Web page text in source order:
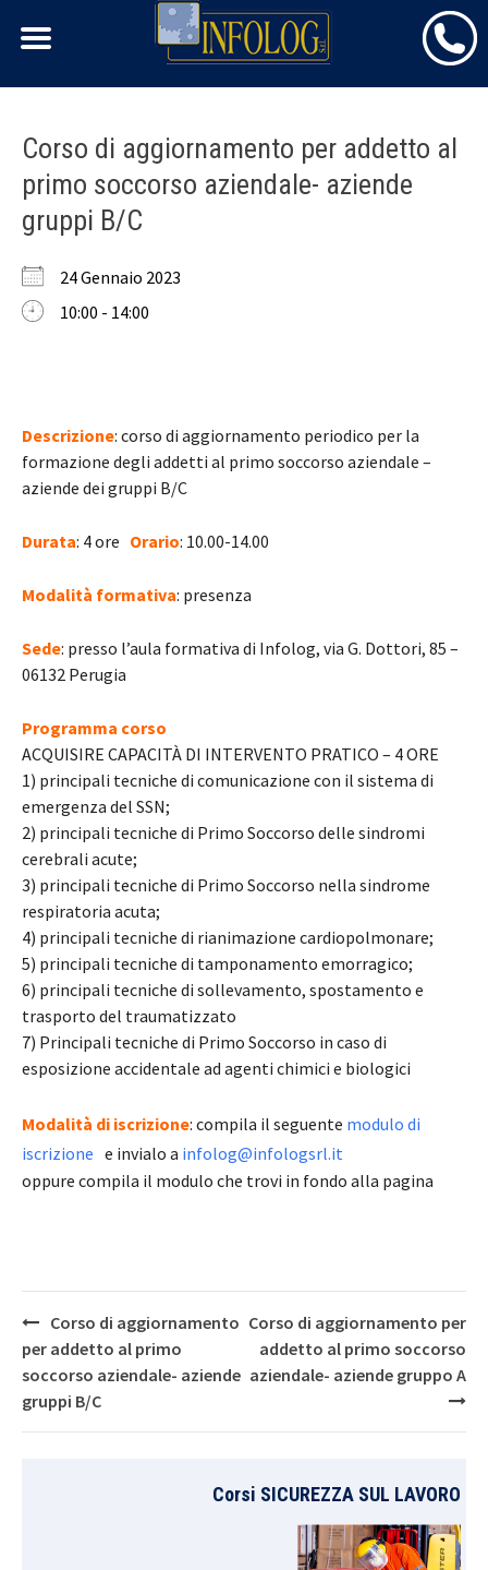
Skip
content
Corso di aggiornamento per addetto al
primo soccorso aziendale- aziende
gruppi B/C
24 Gennaio 2023
10:00 - 14:00
Descrizione: corso di aggiornamento periodico per la
formazione degli addetti al primo soccorso aziendale –
aziende dei gruppi B/C
Durata: 4 ore Orario: 10.00-14.00
Modalità formativa: presenza
Sede: presso l’aula formativa di Infolog, via G. Dottori, 85 –
06132 Perugia
Programma corso
ACQUISIRE CAPACITÀ DI INTERVENTO PRATICO – 4 ORE
1) principali tecniche di comunicazione con il sistema di
emergenza del SSN;
2) principali tecniche di Primo Soccorso delle sindromi
cerebrali acute;
3) principali tecniche di Primo Soccorso nella sindrome
respiratoria acuta;
4) principali tecniche di rianimazione cardiopolmonare;
5) principali tecniche di tamponamento emorragico;
6) principali tecniche di sollevamento, spostamento e
trasporto del traumatizzato
7) Principali tecniche di Primo Soccorso in caso di
esposizione accidentale ad agenti chimici e biologici
Modalità di iscrizione: compila il seguente modulo di
iscrizione e invialo a infolog@infologsrl.it
oppure compila il modulo che trovi in fondo alla pagina
Post
navigation
Corso di aggiornamento
per addetto al primo
soccorso aziendale- aziende
gruppi B/C
Corso di aggiornamento per
addetto al primo soccorso
aziendale- aziende gruppo A
Corsi SICUREZZA SUL LAVORO